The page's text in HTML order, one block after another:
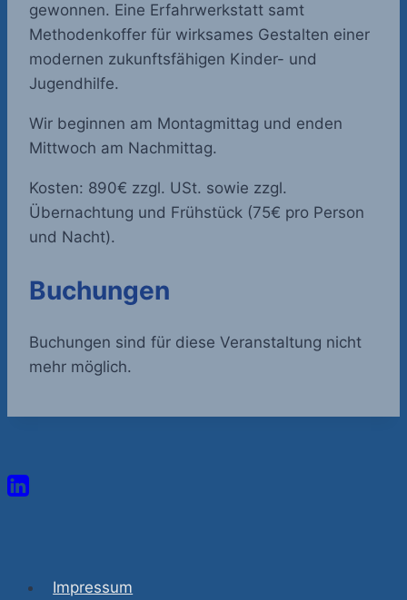
gewonnen. Eine Erfahrwerkstatt samt
Methodenkoffer für wirksames Gestalten einer
modernen zukunftsfähigen Kinder- und
Jugendhilfe.
Wir beginnen am Montagmittag und enden
Mittwoch am Nachmittag.
Kosten: 890€ zzgl. USt. sowie zzgl.
Übernachtung und Frühstück (75€ pro Person
und Nacht).
Buchungen
Buchungen sind für diese Veranstaltung nicht
mehr möglich.
Impressum